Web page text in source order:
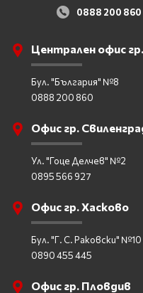
0888 200 860
Централен офис
Бул. "България" №8
0888 200 860
Офис гр.
Ул. "Гоце Делчев" №2
0895 566 927
Офис гр. Хасково
Бул. "Г. С. Раковски" №10
0890 455 445
Офис гр. Пловдив